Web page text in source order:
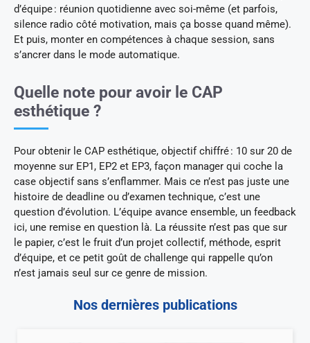
d’équipe : réunion quotidienne avec soi-même (et parfois,
silence radio côté motivation, mais ça bosse quand même).
Et puis, monter en compétences à chaque session, sans
s’ancrer dans le mode automatique.
Quelle note pour avoir le CAP
esthétique ?
Pour obtenir le CAP esthétique, objectif chiffré : 10 sur 20 de
moyenne sur EP1, EP2 et EP3, façon manager qui coche la
case objectif sans s’enflammer. Mais ce n’est pas juste une
histoire de deadline ou d’examen technique, c’est une
question d’évolution. L’équipe avance ensemble, un feedback
ici, une remise en question là. La réussite n’est pas que sur
le papier, c’est le fruit d’un projet collectif, méthode, esprit
d’équipe, et ce petit goût de challenge qui rappelle qu’on
n’est jamais seul sur ce genre de mission.
Nos dernières publications